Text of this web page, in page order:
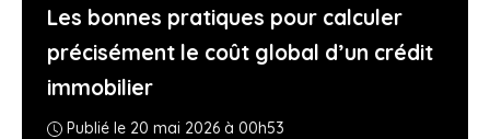
Les bonnes pratiques pour calculer
précisément le coût global d’un crédit
immobilier
Publié le 20 mai 2026 à 00h53